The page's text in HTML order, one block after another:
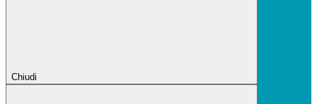
Chiudi